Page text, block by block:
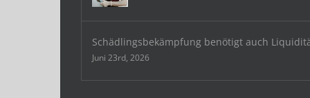
Schädlingsbekämpfung benötigt auch
Juni 23rd, 2026